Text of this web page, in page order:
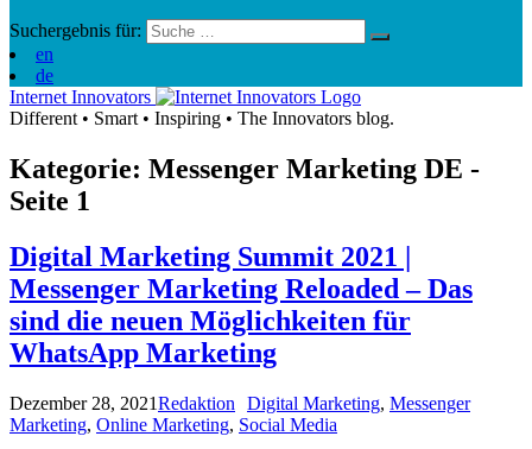
Suchergebnis für:
en
de
Internet Innovators
Different • Smart • Inspiring • The Innovators blog.
Kategorie: Messenger Marketing DE -
Seite 1
Digital Marketing Summit 2021 |
Messenger Marketing Reloaded – Das
sind die neuen Möglichkeiten für
WhatsApp Marketing
Dezember 28, 2021Redaktion Digital Marketing, Messenger
Marketing, Online Marketing, Social Media